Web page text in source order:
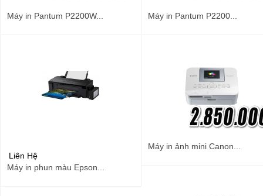
Máy in Pantum P2200W... Máy in Pantum P2200...
Liên Hệ
Máy in phun màu Epson...
Máy in ảnh mini Canon...